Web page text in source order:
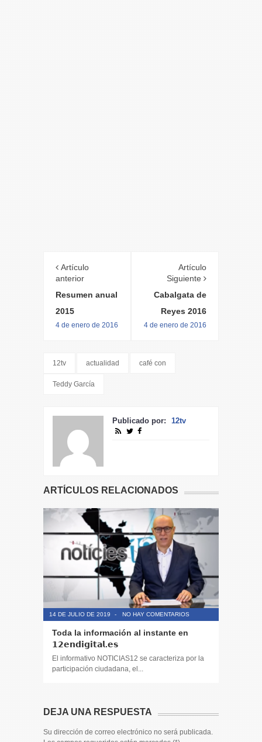
Artículo
anterior
Resumen anual
2015
4 de enero de 2016
Artículo
Siguiente
Cabalgata de
Reyes 2016
4 de enero de 2016
12tv actualidad café con
Teddy García
Publicado por: 12tv
ARTÍCULOS RELACIONADOS
14 DE JULIO DE 2019 - NO HAY COMENTARIOS
Toda la información al instante en
𝟭𝟮𝗲𝗻𝗱𝗶𝗴𝗶𝘁𝗮𝗹.𝗲𝘀
El informativo NOTICIAS12 se caracteriza por la
participación ciudadana, el...
DEJA UNA RESPUESTA
Su dirección de correo electrónico no será publicada.